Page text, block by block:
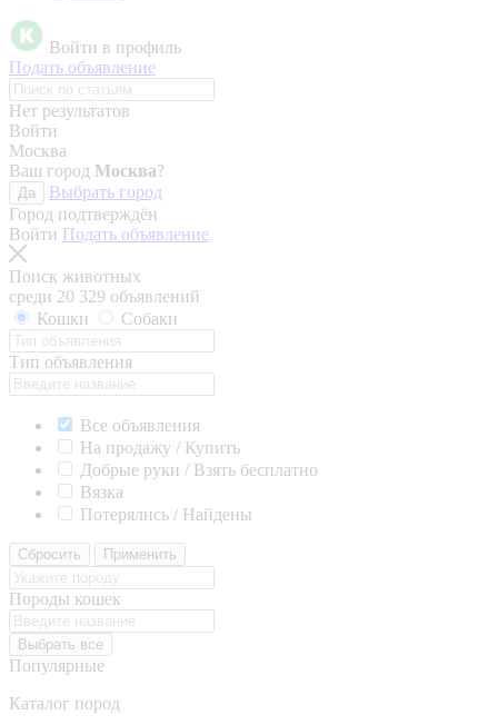
Войти в профиль
Подать объявление
Нет результатов
Войти
Москва
Ваш город Москва?
Да
Выбрать город
Город подтверждён
Войти Подать объявление
Поиск животных
среди 20 329 объявлений
Кошки
Собаки
Тип объявления
Все объявления
На продажу / Купить
Добрые руки / Взять бесплатно
Вязка
Потерялись / Найдены
Сбросить Применить
Породы кошек
Выбрать все
Популярные
Каталог пород